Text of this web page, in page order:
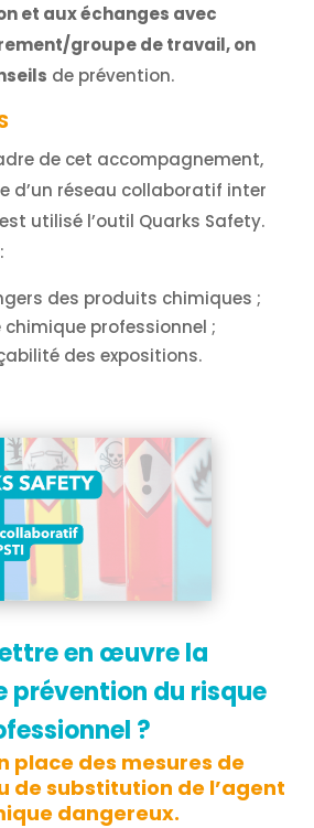
et aux échanges avec
groupe de travail, on
de prévention.
de cet accompagnement,
d’un réseau collaboratif inter
utilisé l’outil Quarks Safety.
des produits chimiques ;
chimique professionnel ;
des expositions.
en œuvre la
prévention du risque
?
place des mesures de
de substitution de l’agent
dangereux.